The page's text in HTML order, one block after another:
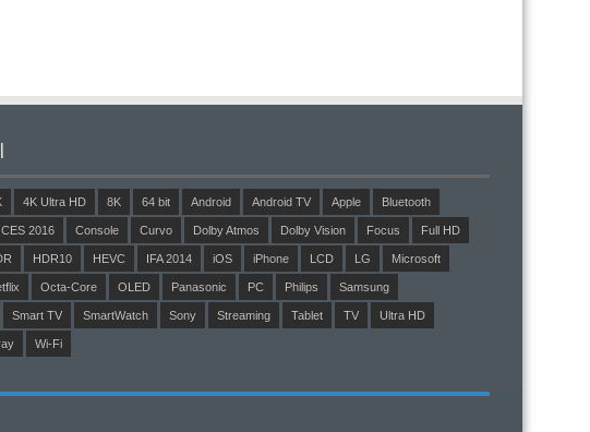
4K Ultra HD 8K 64 bit Android Android TV Apple Bluetooth
CES 2016 Console Curvo Dolby Atmos Dolby Vision Focus Full HD
HDR10 HEVC IFA 2014 iOS iPhone LCD LG Microsoft
Octa-Core OLED Panasonic PC Philips Samsung
Smart TV SmartWatch Sony Streaming Tablet TV Ultra HD
Wi-Fi